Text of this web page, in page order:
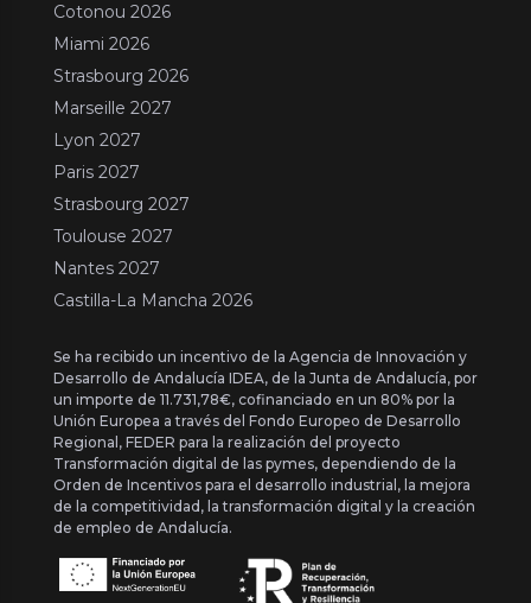
Cotonou 2026
Miami 2026
Strasbourg 2026
Marseille 2027
Lyon 2027
Paris 2027
Strasbourg 2027
Toulouse 2027
Nantes 2027
Castilla-La Mancha 2026
Se ha recibido un incentivo de la Agencia de Innovación y
Desarrollo de Andalucía IDEA, de la Junta de Andalucía, por
un importe de 11.731,78€, cofinanciado en un 80% por la
Unión Europea a través del Fondo Europeo de Desarrollo
Regional, FEDER para la realización del proyecto
Transformación digital de las pymes, dependiendo de la
Orden de Incentivos para el desarrollo industrial, la mejora
de la competitividad, la transformación digital y la creación
de empleo de Andalucía.